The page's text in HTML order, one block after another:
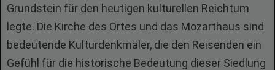
Grundstein für den heutigen kulturellen Reichtum
legte. Die Kirche des Ortes und das Mozarthaus sind
bedeutende Kulturdenkmäler, die den Reisenden ein
Gefühl für die historische Bedeutung dieser Siedlung